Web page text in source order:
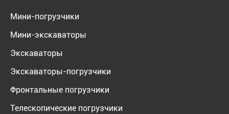
Мини-погрузчики
Мини-экскаваторы
Экскаваторы
Экскаваторы-погрузчики
Фронтальные погрузчики
Телескопические погрузчики